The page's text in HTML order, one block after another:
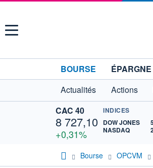
Menu
BOURSE ÉPARGNE
Actualités
Actions
CAC 40
8 727,10
+0,31%
INDICES
DOW JONES
NASDAQ
Bourse OPCVM